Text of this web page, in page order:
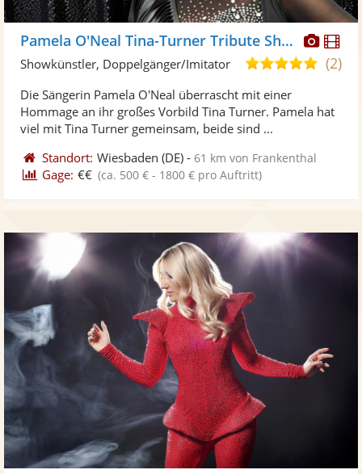
Pamela O'Neal Tina-Turner Tribute Show
5,0
5
(2)
Showkünstler, Doppelgänger/Imitator
Die Sängerin Pamela O'Neal überrascht mit einer
Hommage an ihr großes Vorbild Tina Turner. Pamela hat
viel mit Tina Turner gemeinsam, beide sind ...
Standort: Wiesbaden (DE) -61 km von Frankenthal
Gage: €€ (ca. 500 € - 1800 € pro Auftritt)